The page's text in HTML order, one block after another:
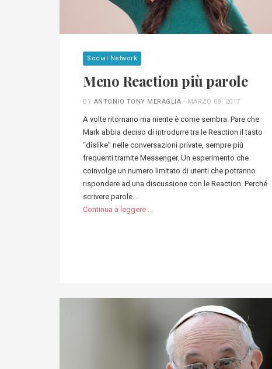
Social Network
Meno Reaction più parole
BY ANTONIO TONY MERAGLIA - MARZO 08, 2017
A volte ritornano ma niente è come sembra. Pare che
Mark abbia deciso di introdurre tra le Reaction il tasto
“dislike” nelle conversazioni private, sempre più
frequenti tramite Messenger. Un esperimento che
coinvolge un numero limitato di utenti che potranno
rispondere ad una discussione con le Reaction. Perché
scrivere parole…
Continua a leggere ...